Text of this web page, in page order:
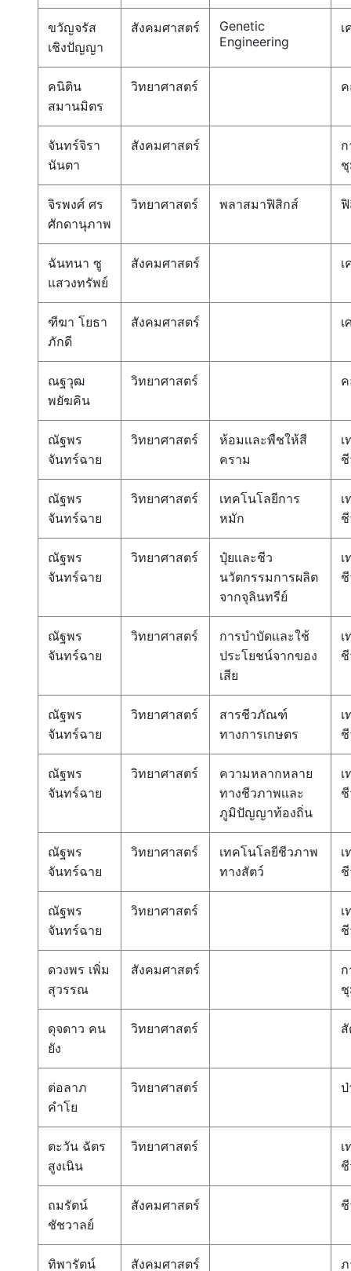
ขวัญจรัส
เชิงปัญญา
สังคมศาสตร์
Genetic
Engineering
เ
คนิติน
สมานมิตร
วิทยาศาสตร์
จันทร์จิรา
นันตา
สังคมศาสตร์
จิรพงศ์ ศร
ศักดานุภาพ
วิทยาศาสตร์ พลาสมาฟิสิกส์
ฉันทนา ซู
แสวงทรัพย์
สังคมศาสตร์ เ
ฑีฆา โยธา
ภักดี
สังคมศาสตร์
ณฐวุฒ
พยัฆคิน
วิทยาศาสตร์
ณัฐพร
จันทร์ฉาย
วิทยาศาสตร์
ห้อมเเละพืชให้สี
คราม
ณัฐพร
จันทร์ฉาย
วิทยาศาสตร์
เทคโนโลยีการ
หมัก
ณัฐพร
จันทร์ฉาย
วิทยาศาสตร์
ปุ๋ยเเละชีว
นวัตกรรมการผลิต
จากจุลินทรีย์
ณัฐพร
จันทร์ฉาย
วิทยาศาสตร์
การบำบัดเเละใช้
ประโยชน์จากของ
เสีย
ณัฐพร
จันทร์ฉาย
วิทยาศาสตร์
สารชีวภัณฑ์
ทางการเกษตร
ณัฐพร
จันทร์ฉาย
วิทยาศาสตร์
ความหลากหลาย
ทางชีวภาพเเละ
ภูมิปัญญาท้องถิ่น
ณัฐพร
จันทร์ฉาย
วิทยาศาสตร์
เทคโนโลยีชีวภาพ
ทางสัตว์
ณัฐพร
จันทร์ฉาย
วิทยาศาสตร์
ดวงพร เพิ่ม
สุวรรณ
สังคมศาสตร์
ดุจดาว คน
ยัง
วิทยาศาสตร์
ต่อลาภ
คำโย
วิทยาศาสตร์ ป่
ตะวัน ฉัตร
สูงเนิน
วิทยาศาสตร์
ถมรัตน์
ชัชวาลย์
สังคมศาสตร์
ทิพารัตน์ สังคมศาสตร์ ภ